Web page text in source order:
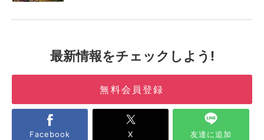
最新情報をチェックしよう!
無料会員登録
Facebook X 友達に追加